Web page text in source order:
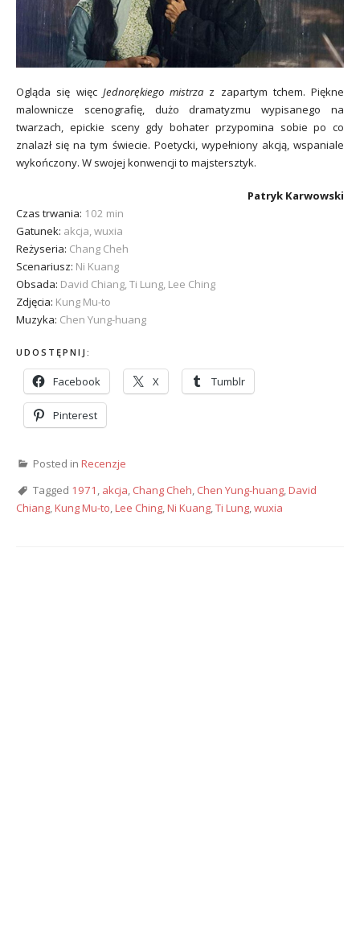
Ogląda się więc Jednorękiego mistrza z zapartym tchem. Piękne
malownicze scenografię, dużo dramatyzmu wypisanego na
twarzach, epickie sceny gdy bohater przypomina sobie po co
znalazł się na tym świecie. Poetycki, wypełniony akcją, wspaniale
wykończony. W swojej konwencji to majstersztyk.
Patryk Karwowski
Czas trwania: 102 min
Gatunek: akcja, wuxia
Reżyseria: Chang Cheh
Scenariusz: Ni Kuang
Obsada: David Chiang, Ti Lung, Lee Ching
Zdjęcia: Kung Mu-to
Muzyka: Chen Yung-huang
UDOSTĘPNIJ:
Facebook X Tumblr
Pinterest
Posted in Recenzje
Tagged 1971 akcja Chang Cheh Chen Yung-huang David
Chiang Kung Mu-to Lee Ching Ni Kuang Ti Lung wuxia